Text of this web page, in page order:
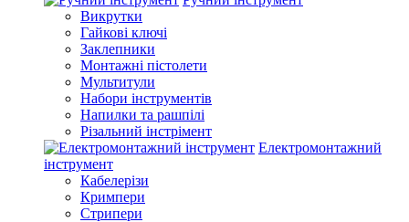
Викрутки
Гайкові ключі
Заклепники
Монтажні пістолети
Мультитули
Набори інструментів
Напилки та рашпілі
Різальний інстрімент
Електромонтажний
інструмент
Кабелерізи
Кримпери
Стрипери